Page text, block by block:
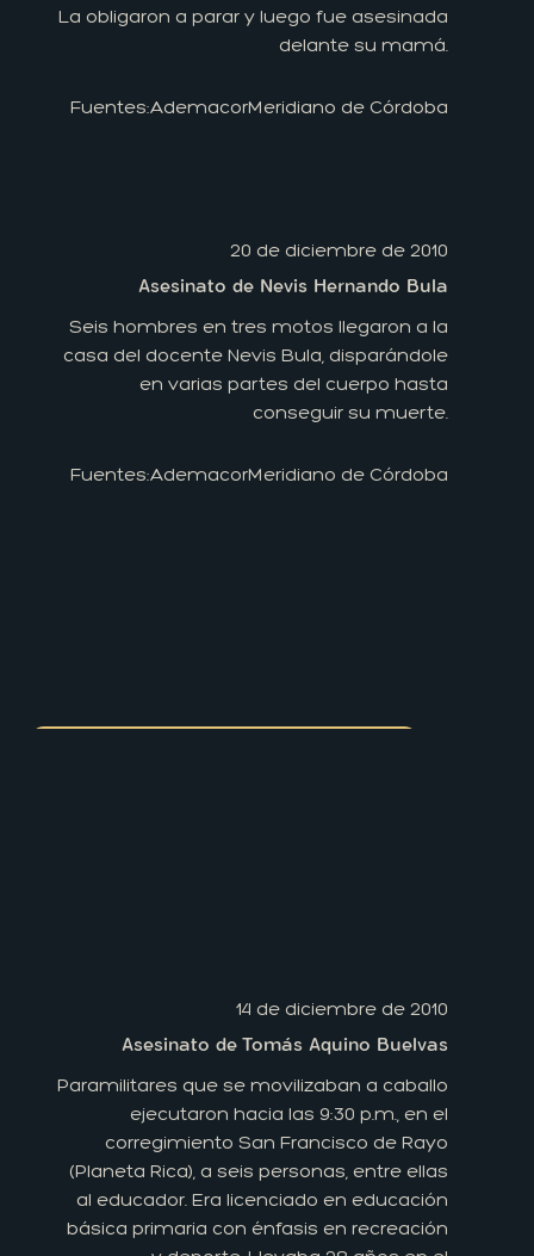
La obligaron a parar y luego fue asesinada
delante su mamá.
Fuentes:AdemacorMeridiano de Córdoba
20 de diciembre de 2010
Asesinato de Nevis Hernando Bula
Seis hombres en tres motos llegaron a la
casa del docente Nevis Bula, disparándole
en varias partes del cuerpo hasta
conseguir su muerte.
Fuentes:AdemacorMeridiano de Córdoba
14 de diciembre de 2010
Asesinato de Tomás Aquino Buelvas
Paramilitares que se movilizaban a caballo
ejecutaron hacia las 9:30 p.m., en el
corregimiento San Francisco de Rayo
(Planeta Rica), a seis personas, entre ellas
al educador. Era licenciado en educación
básica primaria con énfasis en recreación